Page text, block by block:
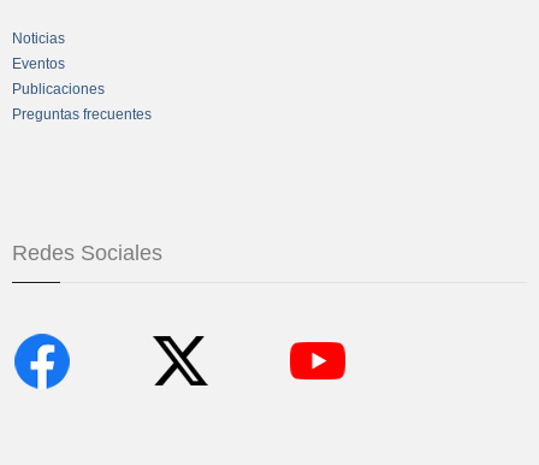
Noticias
Eventos
Publicaciones
Preguntas frecuentes
Redes Sociales